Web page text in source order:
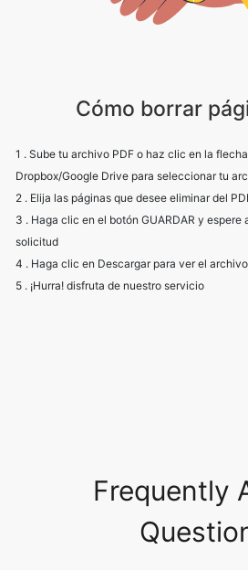
Cómo borrar
Dropbox/Google Drive para seleccionar tu
2 . Elija las páginas que desee eliminar del
3 . Haga clic en el botón GUARDAR y espere
solicitud
4 . Haga clic en Descargar para ver el archivo
5 . ¡Hurra! disfruta de nuestro servicio
Frequently